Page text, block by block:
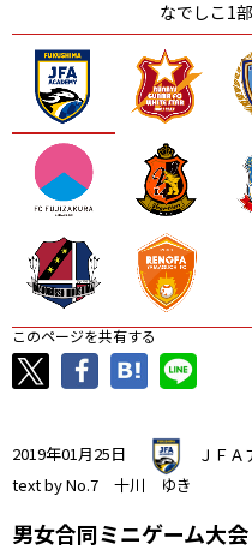
ニッパツ 名古屋
なでしこ1部
このページを共有する
2019年01月25日
ＪＦＡ
text by No.7 十川 ゆき
男女合同ミニゲーム大会